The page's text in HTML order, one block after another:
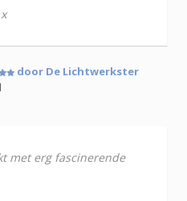
door De Lichtwerkster
met erg fascinerende